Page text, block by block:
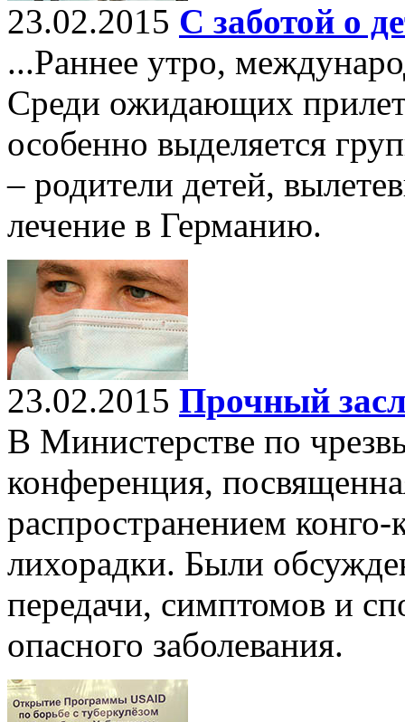
23.02.2015 С заботой о
...Раннее утро,
Среди ожидающих
особенно выделяется
– родители детей,
лечение в Германию.
23.02.2015 Прочный
В Министерстве по
конференция,
распространением
лихорадки. Были
передачи, симптомов и
опасного заболевания.